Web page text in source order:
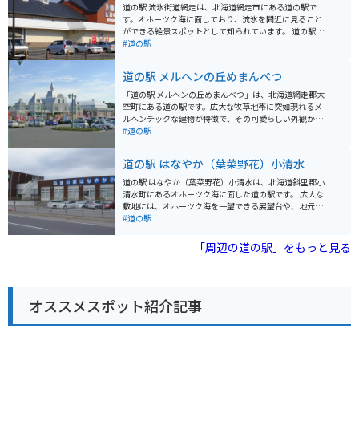
道の駅 流氷街道網走は、北海道網走市にある道の駅で
す。オホーツク海に面しており、流氷を間近に見ること
ができる絶景スポットとして知られています。 道の駅に
は、レストランや売店があり、地元の新鮮な海産物や農
場は広く、休憩場所としても最適です。オホーツク海沿
いの道を走る爽快感は格別です。流氷の時期には、防寒
対策をしっかりとしておきましょう。 網走は、流氷以外
にも、網走監獄や博物館網走監獄などの観光スポットが
あります。また、網走湖や能取湖など、自然豊かな場所
#道の駅
道の駅 メルヘンの丘めまんべつ
「道の駅 メルヘンの丘めまんべつ」は、北海道網走郡大
空町にある道の駅です。広大な牧草地帯に突如現れるメ
ルヘンチックな建物が特徴で、その可愛らしい外観から
写真撮影スポットとしても人気があります。 施設内に
は、網走管内産の小麦を使ったパンや、地元産の牛乳を
使ったソフトクリームなどが人気です。売店では、大空
町の特産品であるハスカップを使ったお菓子や、地元産
の野菜などが販売されています。 バイクで訪れる場合、
道の駅の正面に広々とした駐車場があり、休憩場所とし
る国道391号線は、オホーツク海と広大な牧草地帯を眺
#道の駅
道の駅 はなやか（葉菜野花）小清水
道の駅 はなやか（葉菜野花）小清水は、北海道斜里郡小
清水町にあるオホーツク海に面した道の駅です。 広大な
敷地には、オホーツク海を一望できる展望台や、地元の
新鮮な農産物を販売する直売所、レストランなどがあり
「小清水そば」や、オホーツク海の新鮮な魚介類を使っ
用の駐車場も完備されているので安心です。 小清水町
は、乳製品も有名なので、ソフトクリームやヨーグルト
もおすすめです。
#道の駅
「周辺の道の駅」をもっと見る
オススメスポット紹介記事